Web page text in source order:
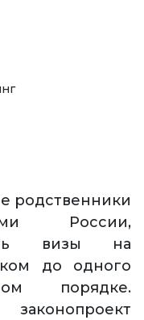
родственники
России,
визы на
до одного
порядке.